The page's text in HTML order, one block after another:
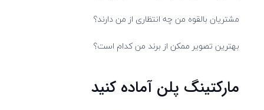
مشتریان بالقوه من چه انتظاری از من دارند؟
بهترین تصویر ممکن از برند من کدام است؟
مارکتینگ پلن آماده کنید